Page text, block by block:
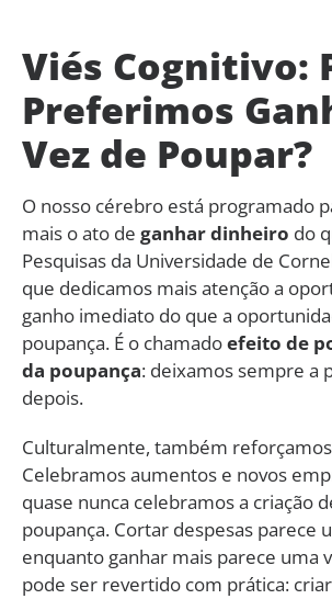
Viés Cognitivo:
Preferimos
Vez de Poupar?
O nosso cérebro está programado
mais o ato de ganhar dinheiro do
Pesquisas da Universidade de
que dedicamos mais atenção a
ganho imediato do que a
poupança. É o chamadoefeito de
da poupança: deixamos sempre a
depois.
Culturalmente, também
Celebramos aumentos e novos
quase nunca celebramos a criação
poupança. Cortar despesas parece
enquanto ganhar mais parece uma
pode ser revertido com prática: